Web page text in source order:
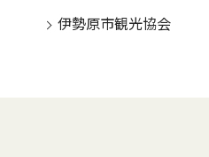
伊勢原市観光協会